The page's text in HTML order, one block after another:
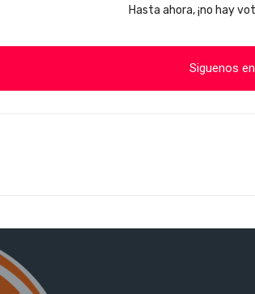
Hasta ahora, ¡no hay
Siguenos